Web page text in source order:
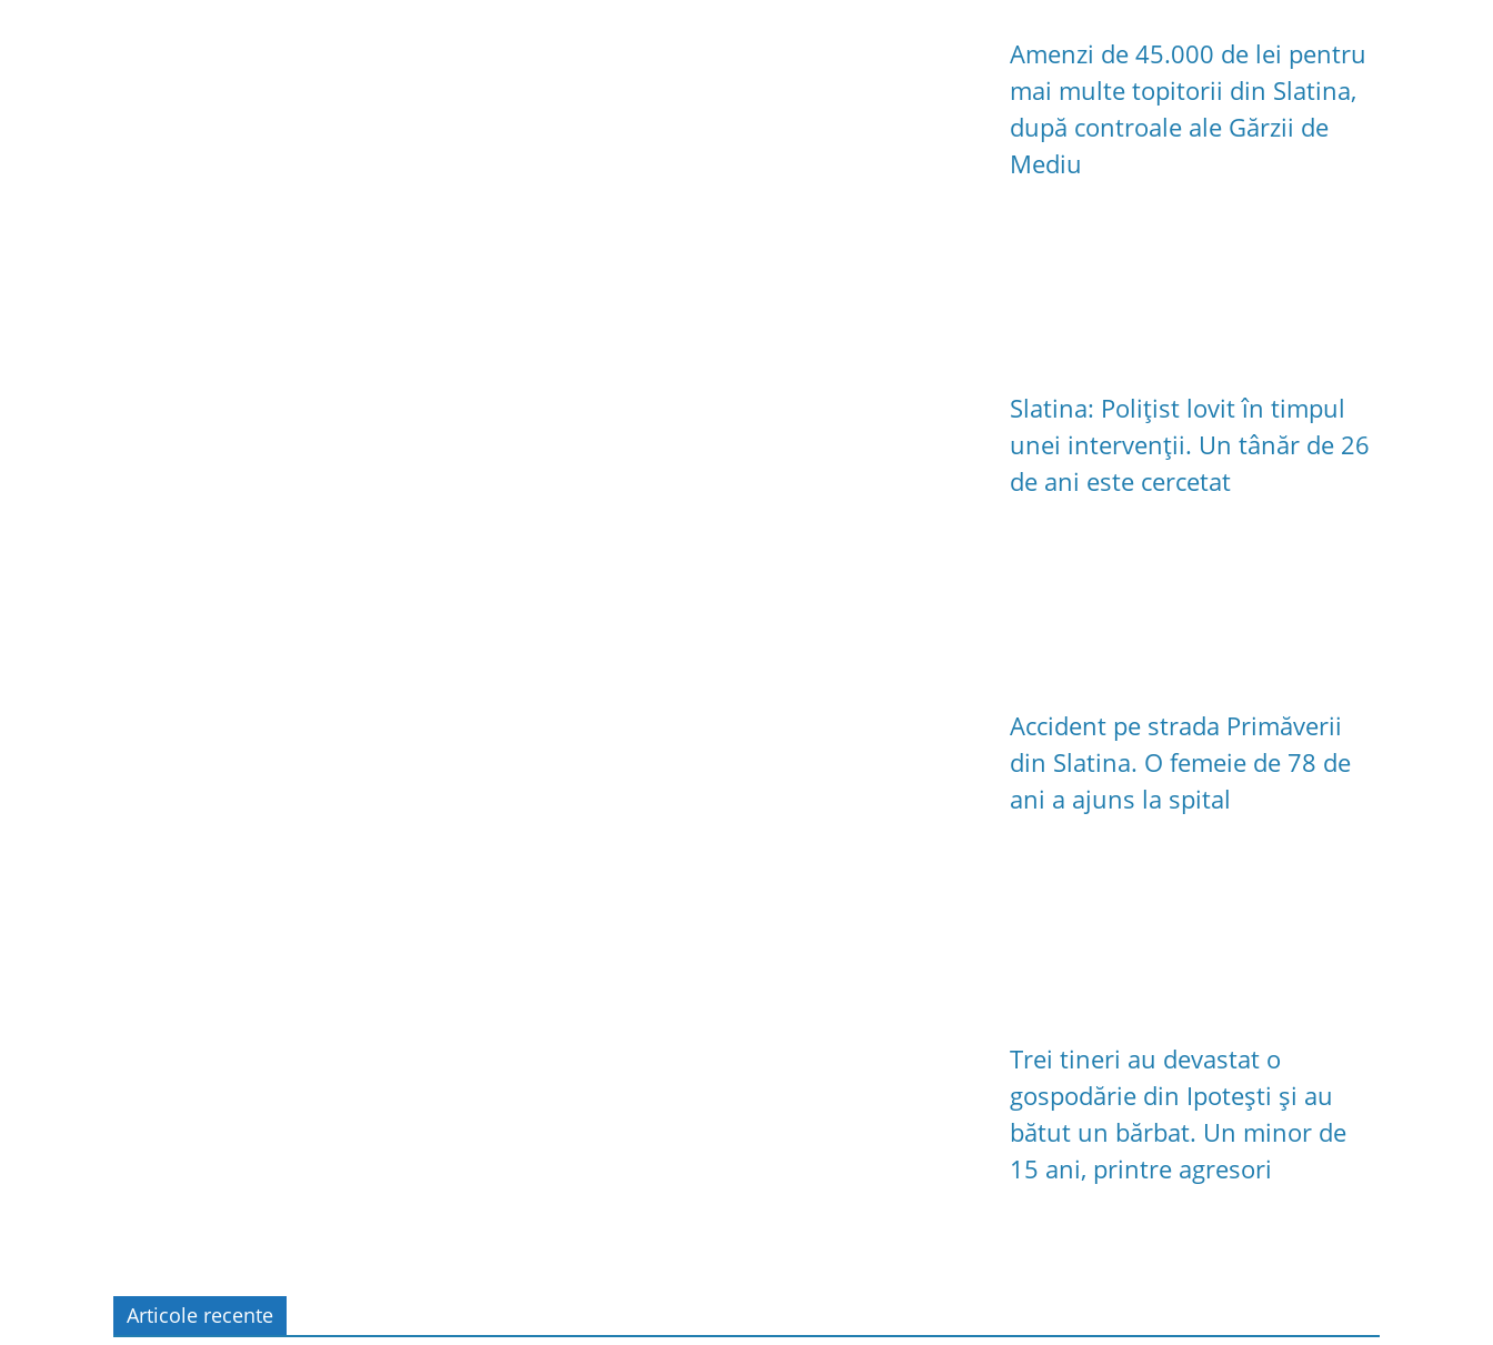
Amenzi de 45.000 de lei pentru
mai multe topitorii din Slatina,
după controale ale Gărzii de
Mediu
Slatina: Polițist lovit în timpul
unei intervenții. Un tânăr de 26
de ani este cercetat
Accident pe strada Primăverii
din Slatina. O femeie de 78 de
ani a ajuns la spital
Trei tineri au devastat o
gospodărie din Ipotești și au
bătut un bărbat. Un minor de
15 ani, printre agresori
Articole recente